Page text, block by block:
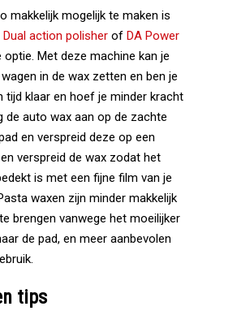
makkelijk mogelijk te maken is
Dual action polisher of DA Power
optie. Met deze machine kan je
in de wax zetten en ben je
tijd klaar en hoef je minder kracht
de auto wax aan op de zachte
en verspreid deze op een
verspreid de wax zodat het
is met een fijne film van je
waxen zijn minder makkelijk
brengen vanwege het moeilijker
de pad, en meer aanbevolen
tips